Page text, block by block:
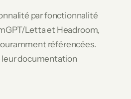
par fonctionnalité
Letta et Headroom,
référencées.
leur documentation